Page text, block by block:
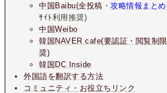
中国Baibu(全投稿 ・攻略情報まとめ
ｻｲﾄ利用推奨)
中国Weibo
韓国NAVER cafe(要認証・閲覧制
奨)
韓国DC Inside
外国語を翻訳する方法
コミュニティ・お役立ちリンク